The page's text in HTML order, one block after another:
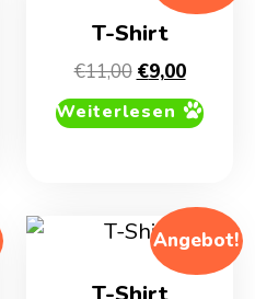
T-Shirt
€11,00
Preis
war:
€9,00
Preis
ist:
Weiterlesen
Angebot!